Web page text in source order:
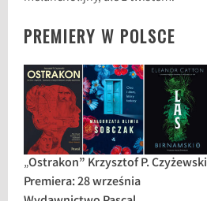
PREMIERY W POLSCE
„Ostrakon” Krzysztof P. Czyżewski
Premiera: 28 września